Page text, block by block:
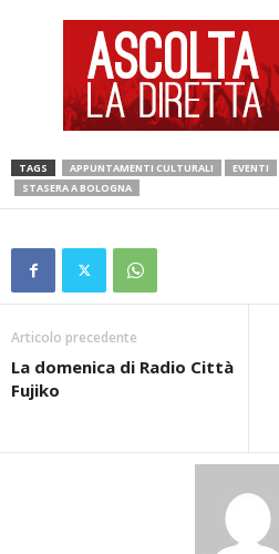
TAGS APPUNTAMENTI CULTURALI EVENTI
STASERA A BOLOGNA
Articolo precedente
La domenica di Radio Città
Fujiko